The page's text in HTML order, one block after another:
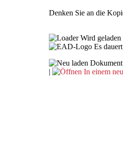
Denken Sie an die
Wird
Es
|
In einem